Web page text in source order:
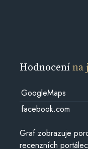
Hodnocenína
GoogleMaps
facebook.com
Graf zobrazuje
recenzních